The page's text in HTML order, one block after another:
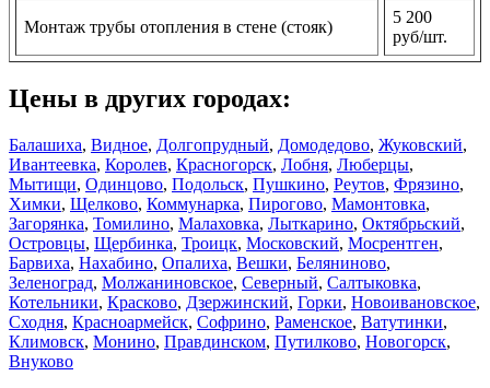
Монтаж трубы отопления в стене (стояк)
5 200
руб/шт.
Цены в других городах:
Балашиха, Видное, Долгопрудный, Домодедово, Жуковский,
Ивантеевка, Королев, Красногорск, Лобня, Люберцы,
Мытищи, Одинцово, Подольск, Пушкино, Реутов, Фрязино,
Химки, Щелково, Коммунарка, Пирогово, Мамонтовка,
Загорянка, Томилино, Малаховка, Лыткарино, Октябрьский,
Островцы, Щербинка, Троицк, Московский, Мосрентген,
Барвиха, Нахабино, Опалиха, Вешки, Беляниново,
Зеленоград, Молжаниновское, Северный, Салтыковка,
Котельники, Красково, Дзержинский, Горки, Новоивановское,
Сходня, Красноармейск, Софрино, Раменское, Ватутинки,
Климовск, Монино, Правдинском, Путилково, Новогорск,
Внуково